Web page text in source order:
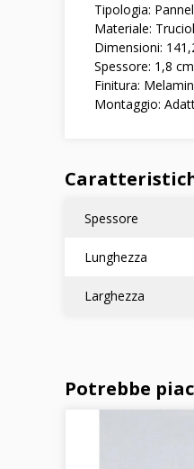
Tipologia:
Materiale:
Dimensioni:
Spessore: 1,8 cm
Finitura:
Montaggio:
Spessore
Lunghezza
Larghezza
Potrebbe